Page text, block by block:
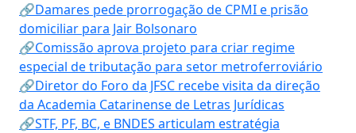
🔗Damares pede prorrogação de CPMI e prisão
domiciliar para Jair Bolsonaro
🔗Comissão aprova projeto para criar regime
especial de tributação para setor metroferroviário
🔗Diretor do Foro da JFSC recebe visita da direção
da Academia Catarinense de Letras Jurídicas
🔗STF, PF, BC, e BNDES articulam estratégia